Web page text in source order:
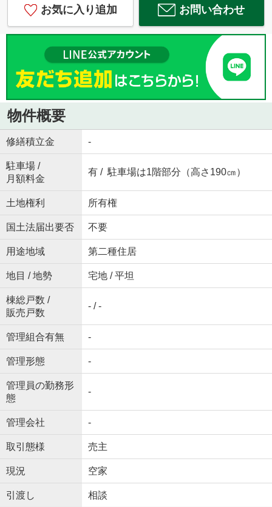
お気に入り追加 お問い合わせ
物件概要
修繕積立金 -
駐車場 /
月額料金
有 / 駐車場は1階部分（高さ190㎝）
土地権利 所有権
国土法届出要否 不要
用途地域 第二種住居
地目 / 地勢 宅地 / 平坦
棟総戸数 /
販売戸数
- / -
管理組合有無 -
管理形態 -
管理員の勤務形
態
-
管理会社 -
取引態様 売主
現況 空家
引渡し 相談